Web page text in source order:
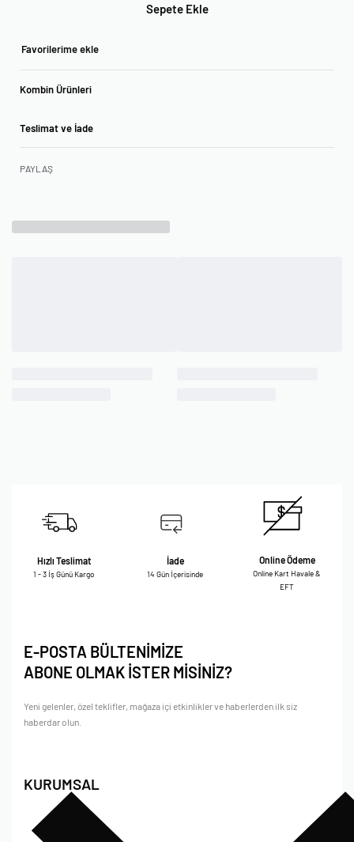
Sepete Ekle
Favorilerime ekle
Kombin Ürünleri
Teslimat ve İade
PAYLAŞ
Hızlı Teslimat
1 - 3 İş Günü Kargo
İade
14 Gün İçerisinde
Online Ödeme
Online Kart Havale &
EFT
KURUMSAL
E-POSTA BÜLTENİMİZE
ABONE OLMAK İSTER MİSİNİZ?
Yeni gelenler, özel teklifler, mağaza içi etkinlikler ve haberlerden ilk siz
haberdar olun.